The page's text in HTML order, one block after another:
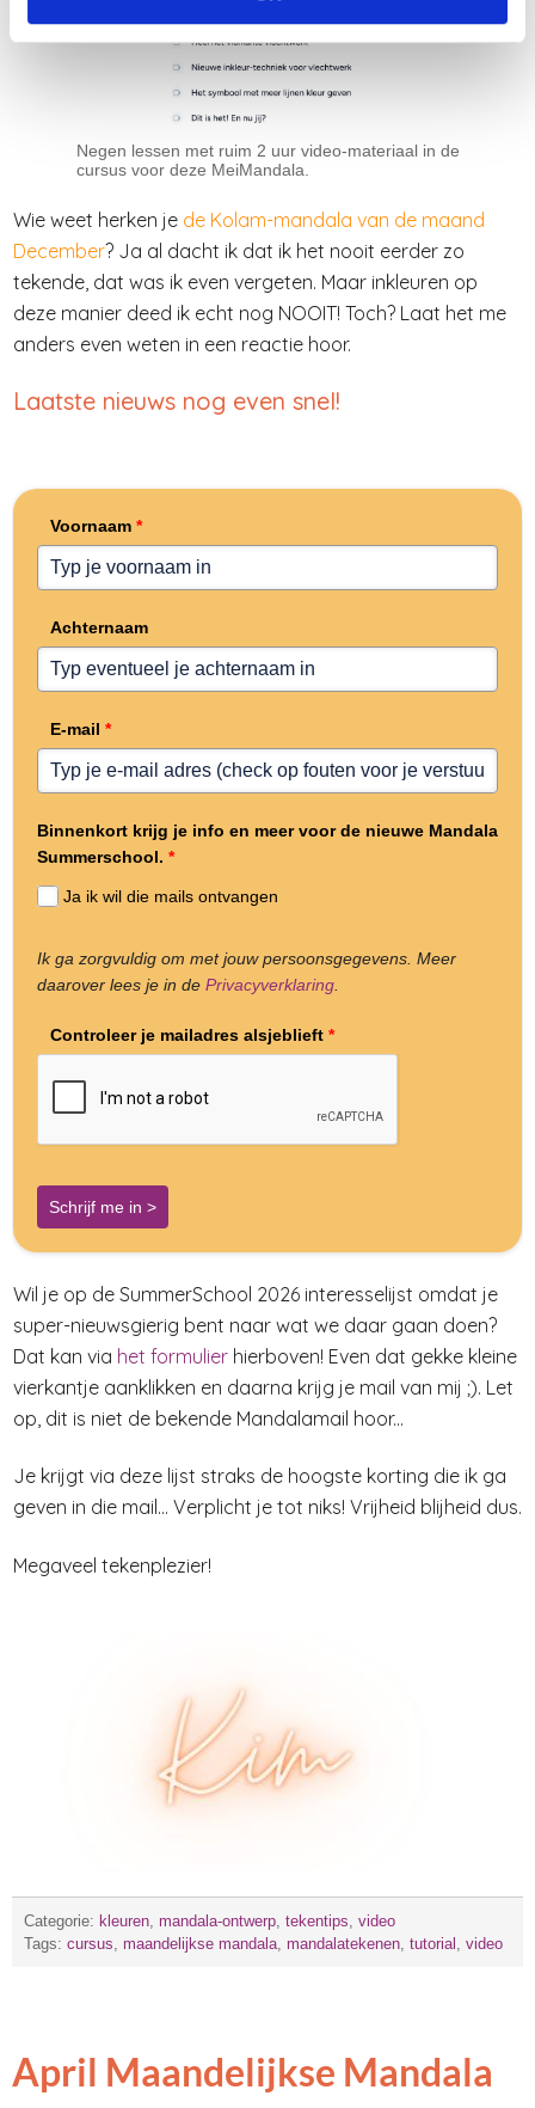
Negen lessen met ruim 2 uur video-materiaal in de
cursus voor deze MeiMandala.
Wie weet herken je de Kolam-mandala van de maand
December? Ja al dacht ik dat ik het nooit eerder zo
tekende, dat was ik even vergeten. Maar inkleuren op
deze manier deed ik echt nog NOOIT! Toch? Laat het me
anders even weten in een reactie hoor.
Laatste nieuws nog even snel!
Voornaam*
Achternaam
E-mail *
Binnenkort krijg je info en meer voor de nieuwe Mandala
Summerschool. *
Ja ik wil die mails ontvangen
Ik ga zorgvuldig om met jouw persoonsgegevens. Meer
daarover lees je in de Privacyverklaring
Controleer je mailadres alsjeblieft*
Schrijf me in >
Wil je op de SummerSchool 2026 interesselijst omdat je
super-nieuwsgierig bent naar wat we daar gaan doen?
Dat kan via het formulier hierboven! Even dat gekke kleine
vierkantje aanklikken en daarna krijg je mail van mij ;). Let
op, dit is niet de bekende Mandalamail hoor...
Je krijgt via deze lijst straks de hoogste korting die ik ga
geven in die mail... Verplicht je tot niks! Vrijheid blijheid dus.
Megaveel tekenplezier!
Categorie: kleuren mandala-ontwerp tekentips video
Tags: cursus maandelijkse mandala mandalatekenen tutorial video
April Maandelijkse Mandala